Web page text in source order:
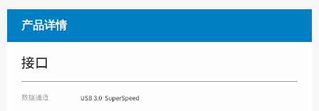
产品详情